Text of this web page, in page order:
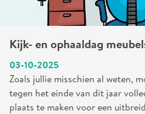
Kijk- en ophaaldag
03-10-2025
Zoals jullie misschien al weten,
tegen het einde van dit jaar
plaats te maken voor een